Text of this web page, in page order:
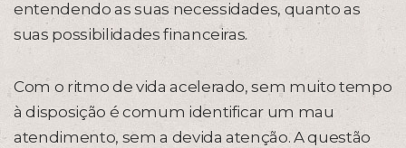
entendendo as suas necessidades, quanto as
suas possibilidades financeiras.
Com o ritmo de vida acelerado, sem muito tempo
à disposição é comum identificar um mau
atendimento, sem a devida atenção. A questão